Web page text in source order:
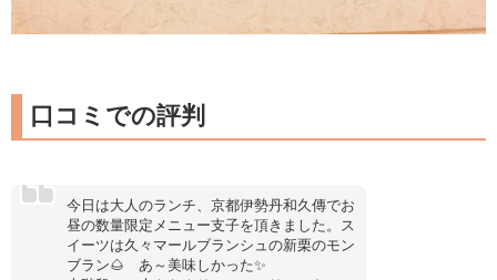
口コミでの評判
今日は大人のランチ、京都伊勢丹和久傳でお
昼の数量限定メニュー支子を頂きました。ス
イーツは久々マールブランシュの新栗のモン
ブラン🌰 あ～美味しかった✨